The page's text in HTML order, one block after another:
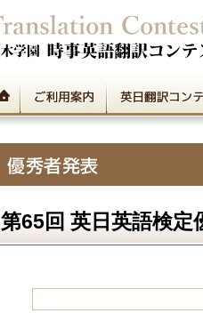
第65回 英日英語検定